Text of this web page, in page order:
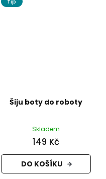
Šiju boty do roboty
Skladem
149 Kč
DO KOŠÍKU